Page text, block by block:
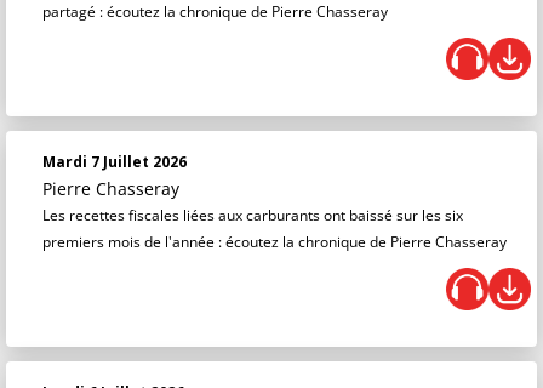
partagé : écoutez la chronique de Pierre Chasseray
Mardi 7 Juillet 2026
Pierre Chasseray
Les recettes fiscales liées aux carburants ont baissé sur les six
premiers mois de l'année : écoutez la chronique de Pierre Chasseray